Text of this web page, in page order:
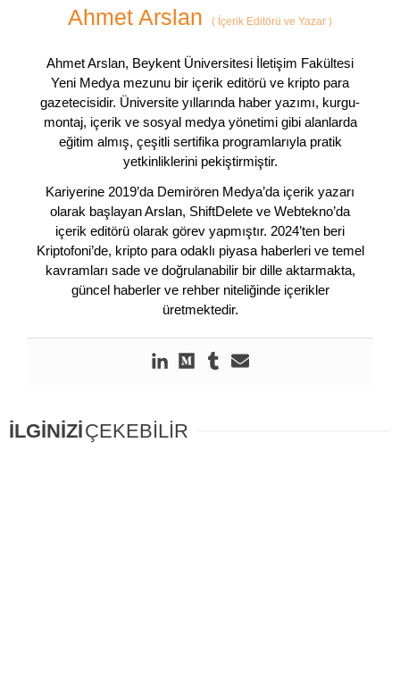
Ahmet Arslan ( İçerik Editörü ve Yazar )
Ahmet Arslan, Beykent Üniversitesi İletişim Fakültesi
Yeni Medya mezunu bir içerik editörü ve kripto para
gazetecisidir. Üniversite yıllarında haber yazımı, kurgu-
montaj, içerik ve sosyal medya yönetimi gibi alanlarda
eğitim almış, çeşitli sertifika programlarıyla pratik
yetkinliklerini pekiştirmiştir.
Kariyerine 2019’da Demirören Medya’da içerik yazarı
olarak başlayan Arslan, ShiftDelete ve Webtekno’da
içerik editörü olarak görev yapmıştır. 2024’ten beri
Kriptofoni’de, kripto para odaklı piyasa haberleri ve temel
kavramları sade ve doğrulanabilir bir dille aktarmakta,
güncel haberler ve rehber niteliğinde içerikler
üretmektedir.
İLGİNİZİÇEKEBİLİR